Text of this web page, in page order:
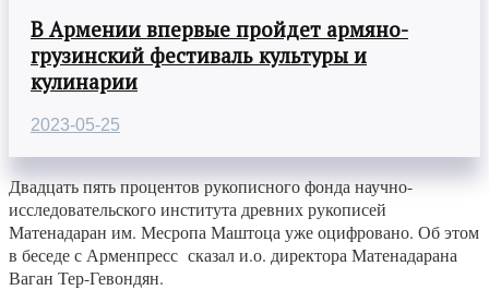
В Армении впервые пройдет армяно-
грузинский фестиваль культуры и
кулинарии
2023-05-25
Двадцать пять процентов рукописного фонда научно-
исследовательского института древних рукописей
Матенадаран им. Месропа Маштоца уже оцифровано. Об этом
в беседе с Арменпресс сказал и.о. директора Матенадарана
Ваган Тер-Гевондян.